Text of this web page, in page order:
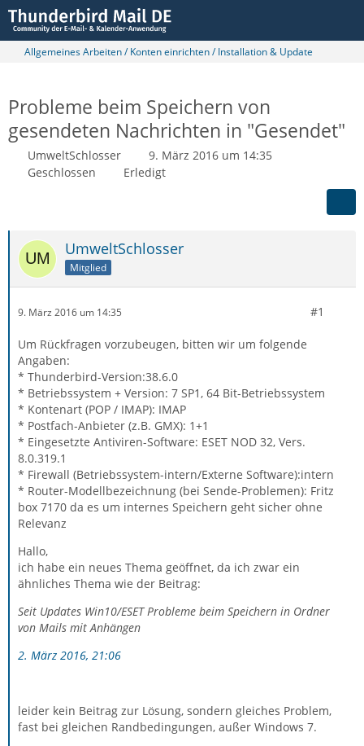
Allgemeines Arbeiten / Konten einrichten / Installation & Update
Probleme beim Speichern von
gesendeten Nachrichten in "Gesendet"
UmweltSchlosser
9. März 2016 um 14:35
Geschlossen
Erledigt
UmweltSchlosser
Mitglied
9. März 2016 um 14:35 #1
Um Rückfragen vorzubeugen, bitten wir um folgende
Angaben:
* Thunderbird-Version:38.6.0
* Betriebssystem + Version: 7 SP1, 64 Bit-Betriebssystem
* Kontenart (POP / IMAP): IMAP
* Postfach-Anbieter (z.B. GMX): 1+1
* Eingesetzte Antiviren-Software: ESET NOD 32, Vers.
8.0.319.1
* Firewall (Betriebssystem-intern/Externe Software):intern
* Router-Modellbezeichnung (bei Sende-Problemen): Fritz
box 7170 da es um internes Speichern geht sicher ohne
Relevanz
Hallo,
ich habe ein neues Thema geöffnet, da ich zwar ein
ähnliches Thema wie der Beitrag:
Seit Updates Win10/ESET Probleme beim Speichern in Ordner
von Mails mit Anhängen
2. März 2016, 21:06
leider kein Beitrag zur Lösung, sondern gleiches Problem,
fast bei gleichen Randbedingungen, außer Windows 7.